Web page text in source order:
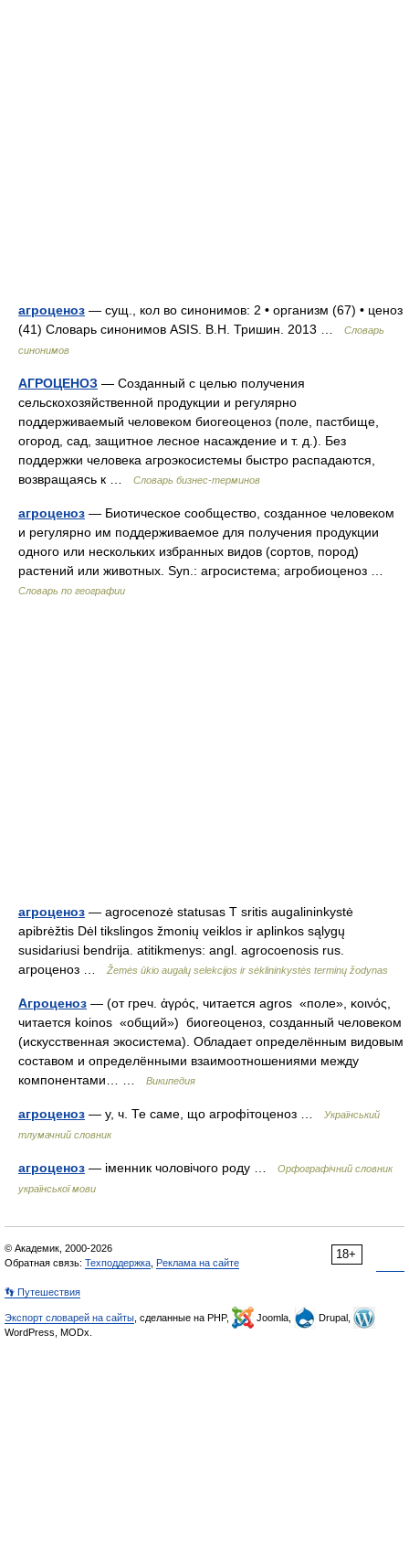
агроценоз — сущ., кол во синонимов: 2 • организм (67) • ценоз
(41) Словарь синонимов ASIS. В.Н. Тришин. 2013 …
Словарь
синонимов
АГРОЦЕНОЗ — Созданный с целью получения
сельскохозяйственной продукции и регулярно
поддерживаемый человеком биогеоценоз (поле, пастбище,
огород, сад, защитное лесное насаждение и т. д.). Без
поддержки человека агроэкосистемы быстро распадаются,
возвращаясь к …
Словарь бизнес-терминов
агроценоз — Биотическое сообщество, созданное человеком
и регулярно им поддерживаемое для получения продукции
одного или нескольких избранных видов (сортов, пород)
растений или животных. Syn.: агросистема; агробиоценоз …
Словарь по географии
агроценоз — agrocenozė statusas T sritis augalininkystė
apibrėžtis Dėl tikslingos žmonių veiklos ir aplinkos sąlygų
susidariusi bendrija. atitikmenys: angl. agrocoenosis rus.
агроценоз …
Žemės ūkio augalų selekcijos ir sėklininkystės terminų žodynas
Агроценоз — (от греч. ἀγρός, читается agros «поле», κοινός,
читается koinos «общий») биогеоценоз, созданный человеком
(искусственная экосистема). Обладает определённым видовым
составом и определёнными взаимоотношениями между
компонентами… …
Википедия
агроценоз — у, ч. Те саме, що агрофітоценоз …
Український
тлумачний словник
агроценоз — іменник чоловічого роду …
Орфографічний словник
української мови
18+
© Академик, 2000-2026
Обратная связь: Техподдержка Реклама на сайте
👣 Путешествия
Экспорт словарей на сайты , сделанные на PHP, Joomla,
Drupal,
WordPress, MODx.